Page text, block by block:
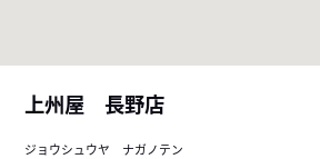
上州屋 長野店
ジョウシュウヤ ナガノテン